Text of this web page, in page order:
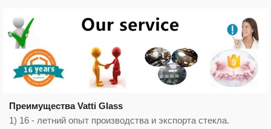
Преимущества Vatti Glass
1) 16 - летний опыт производства и экспорта стекла.